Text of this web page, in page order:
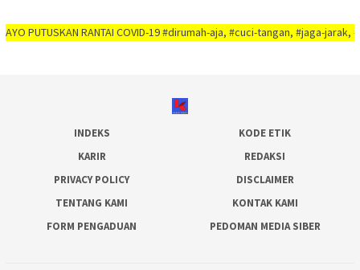
RANTAI COVID-19 #dirumah-aja, #cuci-tangan, #jaga-jarak, #jaga-
INDEKS
KODE ETIK
KARIR
REDAKSI
PRIVACY POLICY
DISCLAIMER
TENTANG KAMI
KONTAK KAMI
FORM PENGADUAN
PEDOMAN MEDIA SIBER